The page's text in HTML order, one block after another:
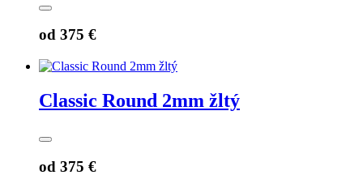
od 375 €
Classic Round 2mm žltý
od 375 €